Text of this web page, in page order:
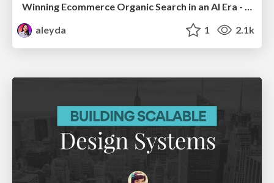
Winning Ecommerce Organic Search in an AI Era - #searchnstuff2025
aleyda
1 2.1k